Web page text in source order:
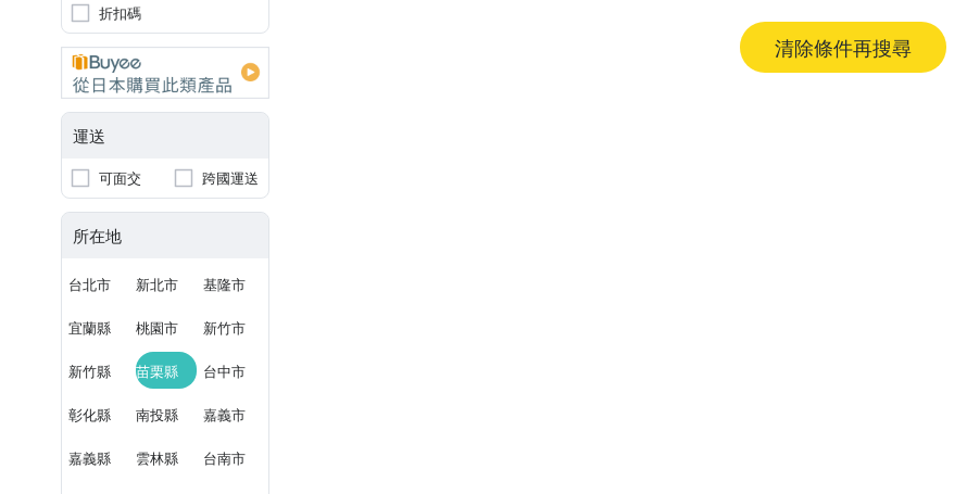
折扣碼
運送
可面交 跨國運送
所在地
台北市 新北市 基隆市
宜蘭縣 桃園市 新竹市
新竹縣 苗栗縣 台中市
彰化縣 南投縣 嘉義市
嘉義縣 雲林縣 台南市
清除條件再搜尋